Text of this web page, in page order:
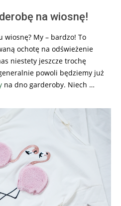
na wiosnę!
wiosnę? My – bardzo! To
ochotę na odświeżenie
niestety jeszcze trochę
powoli będziemy już
na dno garderoby. Niech …